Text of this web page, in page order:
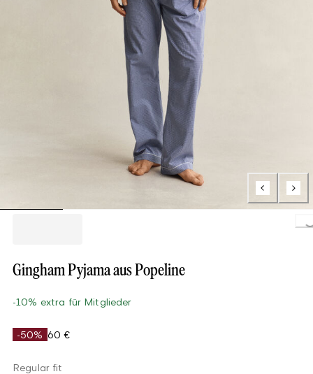
Gingham Pyjama aus Popeline
-10% extra für Mitglieder
-50% 60 €
Regular fit